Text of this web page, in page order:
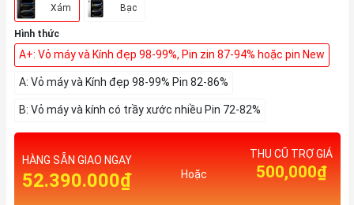
Xám Bạc
Hình thức
A+: Vỏ máy và Kính đẹp 98-99%, Pin zin 87-94% hoặc pin New
A: Vỏ máy và Kính đẹp 98-99% Pin 82-86%
B: Vỏ máy và kính có trầy xước nhiều Pin 72-82%
HÀNG SẴN GIAO NGAY
52.390.000₫ Hoặc
THU CŨ TRỢ GIÁ
500,000₫